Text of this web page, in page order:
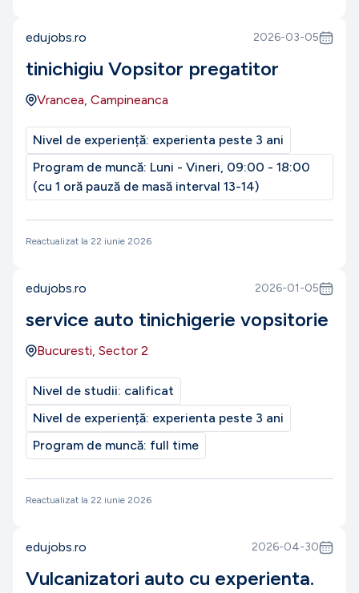
edujobs.ro 2026-03-05
tinichigiu Vopsitor pregatitor
Vrancea, Campineanca
Nivel de experiență: experienta peste 3 ani
Program de muncă: Luni - Vineri, 09:00 - 18:00
(cu 1 oră pauză de masă interval 13-14)
Reactualizat la 22 iunie 2026
edujobs.ro 2026-01-05
service auto tinichigerie vopsitorie
Bucuresti, Sector 2
Nivel de studii: calificat
Nivel de experiență: experienta peste 3 ani
Program de muncă: full time
Reactualizat la 22 iunie 2026
edujobs.ro 2026-04-30
Vulcanizatori auto cu experienta.